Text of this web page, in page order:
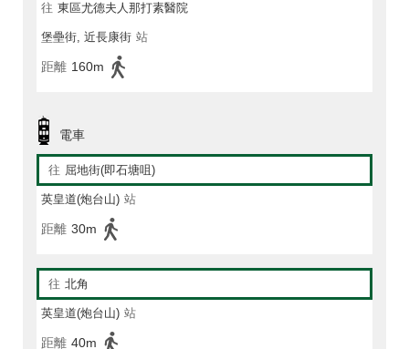
往 東區尤德夫人那打素醫院
堡壘街, 近長康街 站
距離 160m
電車
往 屈地街(即石塘咀)
英皇道(炮台山) 站
距離 30m
往 北角
英皇道(炮台山) 站
距離 40m